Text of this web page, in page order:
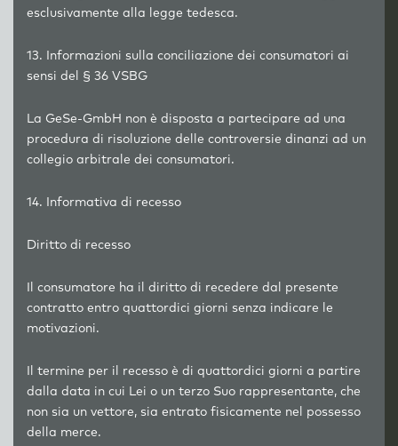
esclusivamente alla legge tedesca.
13. Informazioni sulla conciliazione dei consumatori ai
sensi del § 36 VSBG
La GeSe-GmbH non è disposta a partecipare ad una
procedura di risoluzione delle controversie dinanzi ad un
collegio arbitrale dei consumatori.
14. Informativa di recesso
Diritto di recesso
Il consumatore ha il diritto di recedere dal presente
contratto entro quattordici giorni senza indicare le
motivazioni.
Il termine per il recesso è di quattordici giorni a partire
dalla data in cui Lei o un terzo Suo rappresentante, che
non sia un vettore, sia entrato fisicamente nel possesso
della merce.